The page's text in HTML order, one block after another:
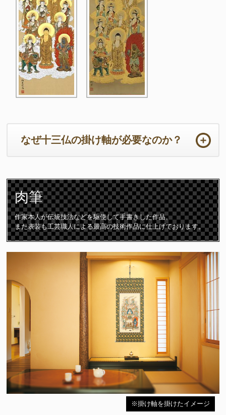
なぜ十三仏の掛け軸が必要なのか？
かと存じます。法要の本来の目的において重要なのは供養するため
のご住職の読経や仏壇です。仏壇周りは一番大切な所となります。
ご住職はじめ参列者が注目される場所となりますので仏壇仏具や床
の間の掛け軸は特に配慮が必要となります。
十三仏の掛け軸は初七日から三十三回忌までの合計「十三回の追善
供養」をつかさどる守護仏です。故人は十三の仏様に見守られなが
ら極楽浄土に導かれて成仏すると言われています。
肉筆
作家本人が伝統技法などを駆使して手書きした作品。
また表装も工芸職人による最高の技術作品に仕上げております。
※掛け軸を掛けたイメージ